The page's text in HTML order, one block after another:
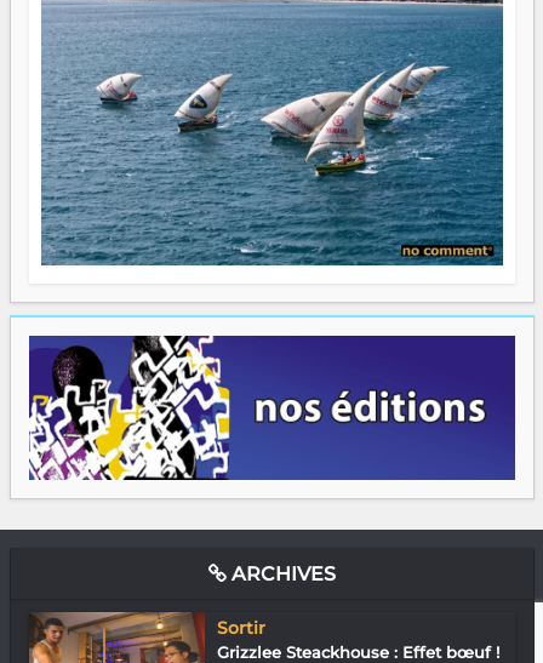
ARCHIVES
Sortir
Grizzlee Steackhouse : Effet bœuf !